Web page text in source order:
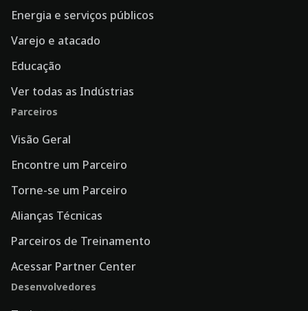
Energia e serviços públicos
Varejo e atacado
Educação
Ver todas as Indústrias
Parceiros
Visão Geral
Encontre um Parceiro
Torne-se um Parceiro
Alianças Técnicas
Parceiros de Treinamento
Acessar Partner Center
Desenvolvedores